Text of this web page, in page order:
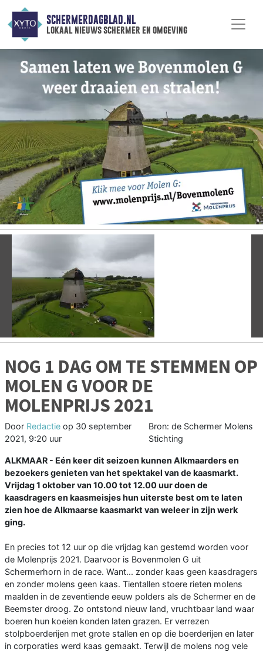
SCHERMERDAGBLAD.NL
lokaal nieuws schermer en omgeving
Vorige
NOG 1 DAG OM TE STEMMEN OP
MOLEN G VOOR DE
MOLENPRIJS 2021
Door Redactie op 30 september
2021, 9:20 uur
Bron: de Schermer Molens
Stichting
ALKMAAR - Eén keer dit seizoen kunnen Alkmaarders en
bezoekers genieten van het spektakel van de kaasmarkt.
Vrijdag 1 oktober van 10.00 tot 12.00 uur doen de
kaasdragers en kaasmeisjes hun uiterste best om te laten
zien hoe de Alkmaarse kaasmarkt van weleer in zijn werk
ging.
En precies tot 12 uur op die vrijdag kan gestemd worden voor
de Molenprijs 2021. Daarvoor is Bovenmolen G uit
Schermerhorn in de race. Want... zonder kaas geen kaasdragers
en zonder molens geen kaas. Tientallen stoere rieten molens
maalden in de zeventiende eeuw polders als de Schermer en de
Beemster droog. Zo ontstond nieuw land, vruchtbaar land waar
boeren hun koeien konden laten grazen. Er verrezen
stolpboerderijen met grote stallen en op die boerderijen en later
in corporaties werd kaas gemaakt. Terwijl de molens nog vele